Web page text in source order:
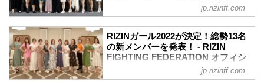
る「RIZINガール2023」のメンバーが決
定したぞ！これまでのRIZINガールのコン
セプトから一転、「歌」と「ダンス」を
選ばれた「RIZINガール2023」。
jp.rizinff.com
RIZINガール2022が決定！総勢13名
の新メンバーを発表！ - RIZIN
FIGHTING FEDERATION オフィシ
jp.rizinff.com